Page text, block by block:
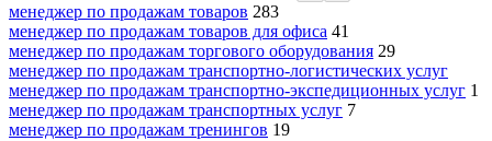
менеджер по продажам товаров 283
менеджер по продажам товаров для офиса 41
менеджер по продажам торгового оборудования 29
менеджер по продажам транспортно-логистических услуг
менеджер по продажам транспортно-экспедиционных услуг 1
менеджер по продажам транспортных услуг 7
менеджер по продажам тренингов 19